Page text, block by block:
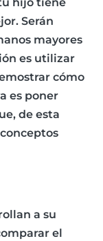
Serán
mayores
es utilizar
cómo
es poner
de esta
a su
el